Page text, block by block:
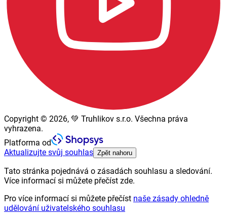
Copyright © 2026, 💚 Truhlikov s.r.o. Všechna práva
vyhrazena.
Platforma od
Aktualizujte svůj souhlas Zpět nahoru
Tato stránka pojednává o zásadách souhlasu a sledování.
Více informací si můžete přečíst zde.
Pro více informací si můžete přečíst naše zásady ohledně
udělování uživatelského souhlasu